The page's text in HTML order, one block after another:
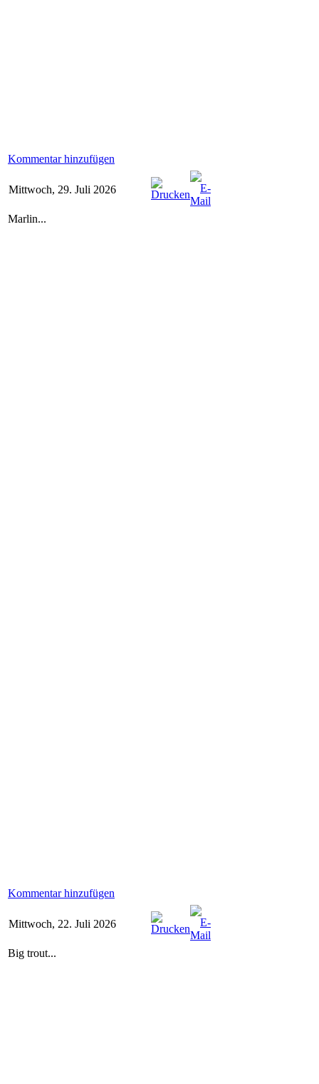
Kommentar hinzufügen
Mittwoch, 29. Juli 2026
Marlin...
Kommentar hinzufügen
Mittwoch, 22. Juli 2026
Big trout...